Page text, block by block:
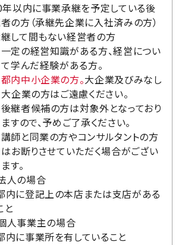
以内に事業承継を予定している後
の方（承継先企業に入社済みの方）
して間もない経営者の方
一定の経営知識がある方、経営につい
て学んだ経験がある方。
都内中小企業の方。大企業及びみなし
大企業の方はご遠慮ください。
後継者候補の方は対象外となっており
ますので、予めご了承ください。
講師と同業の方やコンサルタントの方
はお断りさせていただく場合がござい
ます。
人の場合
内に登記上の本店または支店がある
と
人事業主の場合
内に事業所を有していること